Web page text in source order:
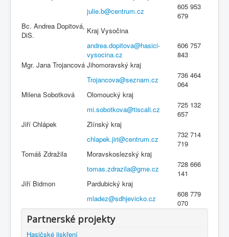
julie.b@centrum.cz
605 953
679
Bc. Andrea Dopitová,
DiS.
Kraj Vysočina
andrea.dopitova@hasici-
vysocina.cz
606 757
843
Mgr. Jana Trojancová Jihomoravský kraj
Trojancova@seznam.cz
736 464
064
Milena Sobotková
Olomoucký kraj
mi.sobotkova@tiscali.cz
725 132
657
Jiří Chlápek
Zlínský kraj
chlapek.jiri@centrum.cz
732 714
719
Tomáš Zdražila
Moravskoslezský kraj
tomas.zdrazila@gme.cz
728 666
141
Jiří Bidmon
Pardubický kraj
mladez@sdhjevicko.cz
608 779
070
Partnerské projekty
Hasičské jiskření